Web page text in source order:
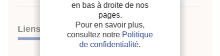
Liens
en bas à droite de nos
pages.
Pour en savoir plus,
consultez notre Politique
de confidentialité.